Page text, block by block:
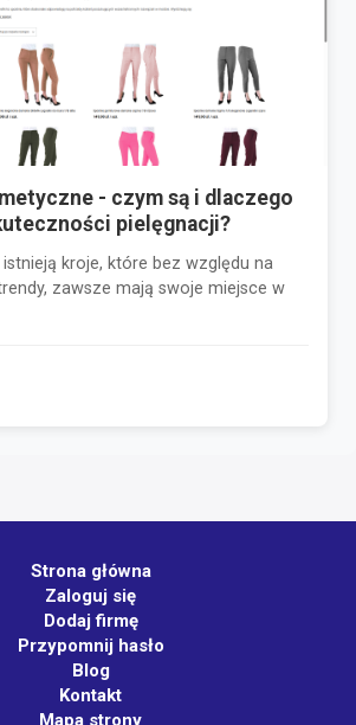
- czym są i dlaczego
pielęgnacji?
kroje, które bez względu na
zawsze mają swoje miejsce w
Strona główna
Zaloguj się
Dodaj firmę
Przypomnij hasło
Blog
Kontakt
Mapa strony